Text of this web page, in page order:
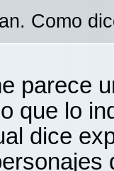
Como
parece
que lo
dice